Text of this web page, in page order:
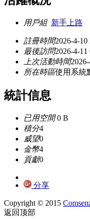
用戶組 新手上路
註冊時間2026-4-10
最後訪問2026-4-11
上次活動時間
所在時區使用系統
統計信息
已用空間0 B
積分4
威望0
金幣4
貢獻0
分享
Copyright © 2015
返回顶部